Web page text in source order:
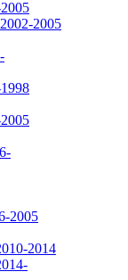
2005
2005
2014